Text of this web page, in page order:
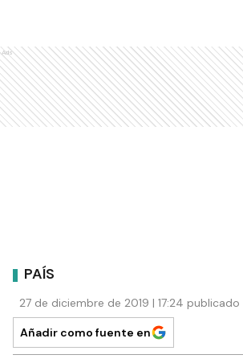
Ads
PAÍS
27 de diciembre de 2019 | 17:24 publicado
Añadir como fuente en